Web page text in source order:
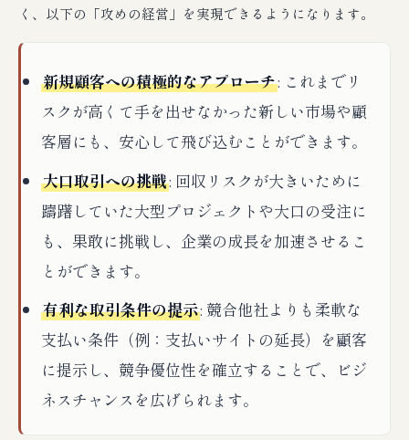
く、以下の「攻めの経営」を実現できるようになります。
新規顧客への積極的なアプローチ: これまでリ
スクが高くて手を出せなかった新しい市場や顧
客層にも、安心して飛び込むことができます。
大口取引への挑戦: 回収リスクが大きいために
躊躇していた大型プロジェクトや大口の受注に
も、果敢に挑戦し、企業の成長を加速させるこ
とができます。
有利な取引条件の提示: 競合他社よりも柔軟な
支払い条件（例：支払いサイトの延長）を顧客
に提示し、競争優位性を確立することで、ビジ
ネスチャンスを広げられます。